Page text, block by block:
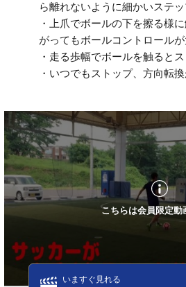
ら離れないように細かいステ
・上爪でボールの下を擦る様
がってもボールコントロール
・走る歩幅でボールを触ると
・いつでもストップ、方向転
こちらは会員限定動
いますぐ見れる